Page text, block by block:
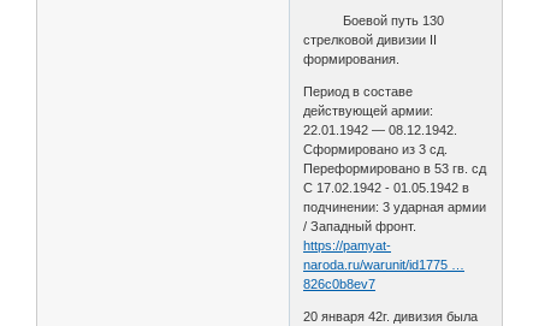
Боевой путь 130
стрелковой дивизии II
формирования.
Период в составе
действующей армии:
22.01.1942 — 08.12.1942.
Сформировано из 3 сд.
Переформировано в 53 гв. сд
С 17.02.1942 - 01.05.1942 в
подчинении: 3 ударная армии
/ Западный фронт.
https://pamyat-
naroda.ru/warunit/id1775 …
826c0b8ev7
20 января 42г. дивизия была